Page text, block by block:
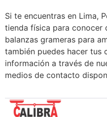
Si te encuentras en Lima,
tienda física para conocer
balanzas grameras para
también puedes hacer tus
información a través de
medios de contacto